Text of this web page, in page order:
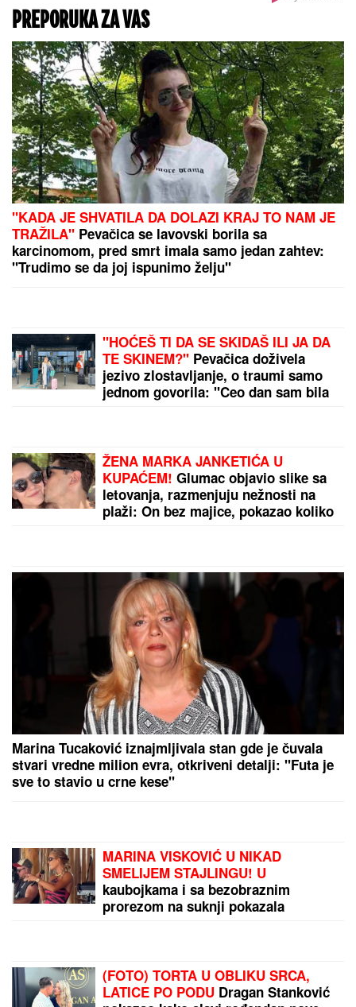
Marina Tucaković iznajmljivala stan
gde je čuvala stvari vredne milion
evra, otkriveni detalji: "Futa je sve to
stavio u crne kese"
potpuno obustavljen, IMA
POVREĐENIH: Policija vrši uviđaj
kod Stoca
"Opala mi je kosa, probali smo razne travke i
lekove": Pevačica iskreno o vantelesnoj oplodnji